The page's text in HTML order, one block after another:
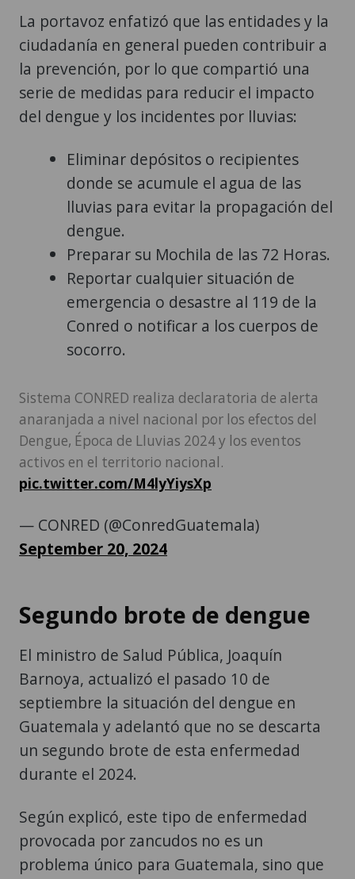
La portavoz enfatizó que las entidades y la
ciudadanía en general pueden contribuir a
la prevención, por lo que compartió una
serie de medidas para reducir el impacto
del dengue y los incidentes por lluvias:
Eliminar depósitos o recipientes
donde se acumule el agua de las
lluvias para evitar la propagación del
dengue.
Preparar su Mochila de las 72 Horas.
Reportar cualquier situación de
emergencia o desastre al 119 de la
Conred o notificar a los cuerpos de
socorro.
Sistema CONRED realiza declaratoria de alerta
anaranjada a nivel nacional por los efectos del
Dengue, Época de Lluvias 2024 y los eventos
activos en el territorio nacional.
pic.twitter.com/M4lyYiysXp
— CONRED (@ConredGuatemala)
September 20, 2024
Segundo brote de dengue
El ministro de Salud Pública, Joaquín
Barnoya, actualizó el pasado 10 de
septiembre la situación del dengue en
Guatemala y adelantó que no se descarta
un segundo brote de esta enfermedad
durante el 2024.
Según explicó, este tipo de enfermedad
provocada por zancudos no es un
problema único para Guatemala, sino que